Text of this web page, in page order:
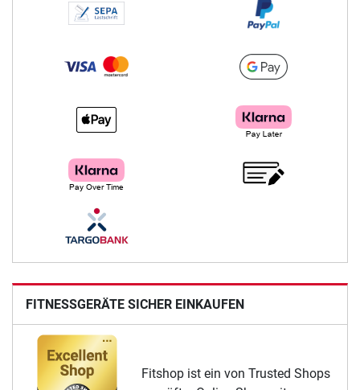
FITNESSGERÄTE SICHER EINKAUFEN
Fitshop ist ein von Trusted Shops